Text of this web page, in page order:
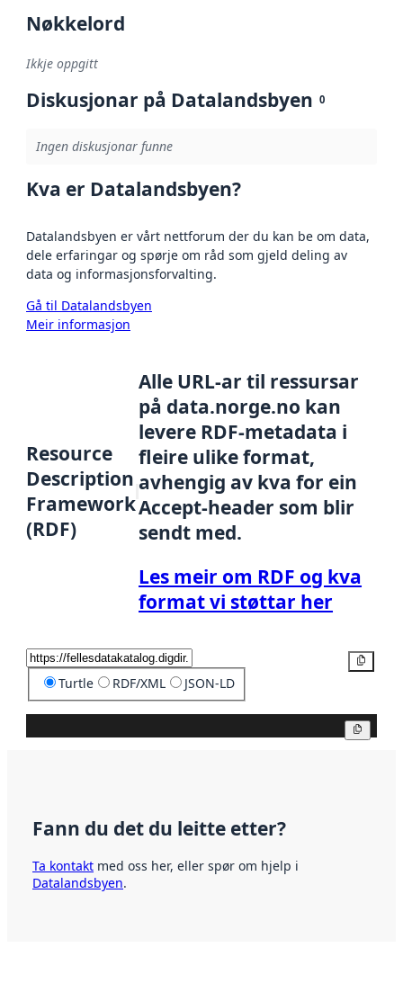
Nøkkelord
Ikkje oppgitt
Diskusjonar på Datalandsbyen 0
Ingen diskusjonar funne
Kva er Datalandsbyen?
Datalandsbyen er vårt nettforum der du kan be om data,
dele erfaringar og spørje om råd som gjeld deling av
data og informasjonsforvalting.
Gå til Datalandsbyen
Meir informasjon
Resource
Description
Framework
(RDF)
Alle URL-ar til ressursar
på data.norge.no kan
levere RDF-metadata i
fleire ulike format,
avhengig av kva for ein
Accept-header som blir
sendt med.
Les meir om RDF og kva
format vi støttar her
Turtle RDF/XML JSON-LD
Fann du det du leitte etter?
Ta kontakt med oss her, eller spør om hjelp i
Datalandsbyen.